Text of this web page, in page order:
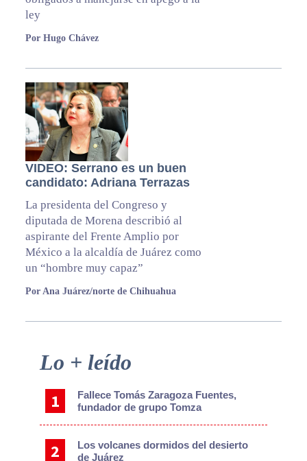
ley
Por Hugo Chávez
VIDEO: Serrano es un buen
candidato: Adriana Terrazas
La presidenta del Congreso y
diputada de Morena describió al
aspirante del Frente Amplio por
México a la alcaldía de Juárez como
un “hombre muy capaz”
Por Ana Juárez/norte de Chihuahua
Primary
Lo + leído
Fallece Tomás Zaragoza Fuentes,
fundador de grupo Tomza
Los volcanes dormidos del desierto
de Juárez